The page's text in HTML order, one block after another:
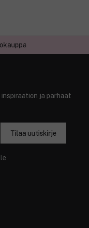
ja parhaat
Tilaa uutiskirje